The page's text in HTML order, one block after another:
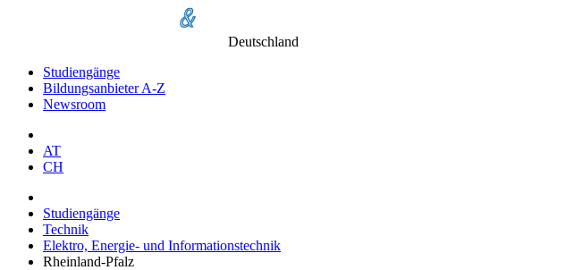
Deutschland
Studiengänge
Bildungsanbieter A-Z
Newsroom
AT
CH
Studiengänge
Technik
Elektro, Energie- und Informationstechnik
Rheinland-Pfalz